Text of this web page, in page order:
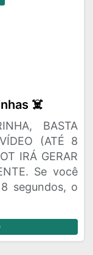
☠️
BASTA
(ATÉ 8
IRÁ GERAR
Se você
segundos, o